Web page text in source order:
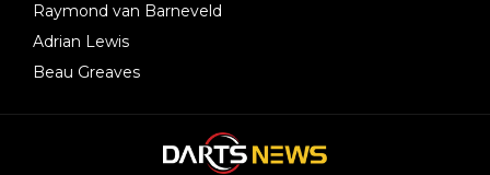
Raymond van Barneveld
Adrian Lewis
Beau Greaves